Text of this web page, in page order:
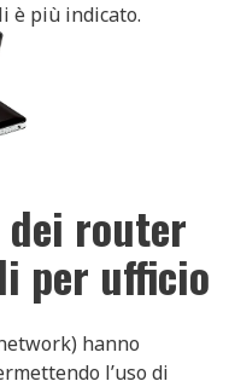
è più indicato.
router
per ufficio
hanno
l’uso di